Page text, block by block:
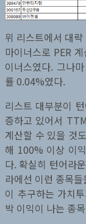
위 리스트에서 대
마이너스로 PER
이너스였다. 그나
률 0.04%였다.
리스트 대부분이
증하고 있어서
계산할 수 있을 것
해 100% 이상 이
다. 확실히 턴어라
라에선 이런 종목들
이 추구하는 가치
박 이익이 나는 종